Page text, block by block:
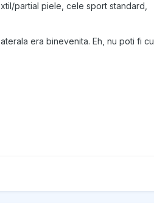
partial piele, cele sport standard,
era binevenita. Eh, nu poti fi cu